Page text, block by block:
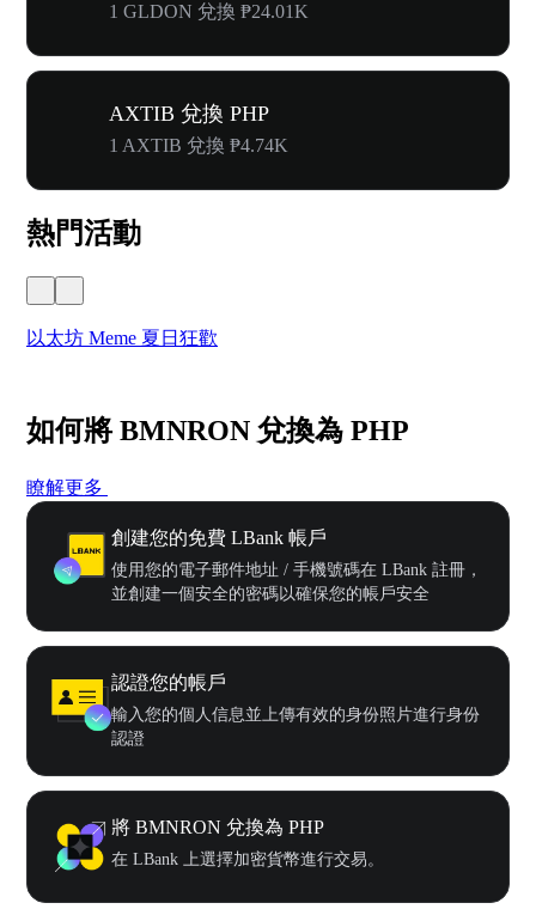
1 GLDON 兌換 ₱24.01K
AXTIB 兌換 PHP
1 AXTIB 兌換 ₱4.74K
熱門活動
以太坊 Meme 夏日狂歡
如何將 BMNRON 兌換為 PHP
瞭解更多
創建您的免費 LBank 帳戶
使用您的電子郵件地址 / 手機號碼在 LBank 註冊，
並創建一個安全的密碼以確保您的帳戶安全
認證您的帳戶
輸入您的個人信息並上傳有效的身份照片進行身份
認證
將 BMNRON 兌換為 PHP
在 LBank 上選擇加密貨幣進行交易。